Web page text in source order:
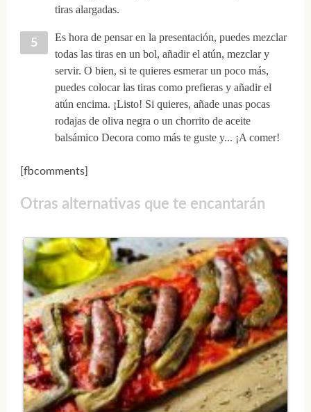
tiras alargadas.
Es hora de pensar en la presentación, puedes mezclar
todas las tiras en un bol, añadir el atún, mezclar y
servir. O bien, si te quieres esmerar un poco más,
puedes colocar las tiras como prefieras y añadir el
atún encima. ¡Listo! Si quieres, añade unas pocas
rodajas de oliva negra o un chorrito de aceite
balsámico Decora como más te guste y... ¡A comer!
[fbcomments]
Otras alternativas que te encantarán